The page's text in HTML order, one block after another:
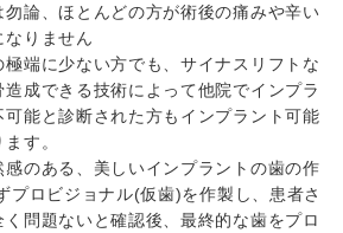
勿論、ほとんどの方が術後の痛みや辛い
なりません
端に少ない方でも、サイナスリフトな
造成できる技術によって他院でインプラ
可能と診断された方もインプラント可能
す。
のある、美しいインプラントの歯の作
プロビジョナル(仮歯)を作製し、患者さ
く問題ないと確認後、最終的な歯をプロ